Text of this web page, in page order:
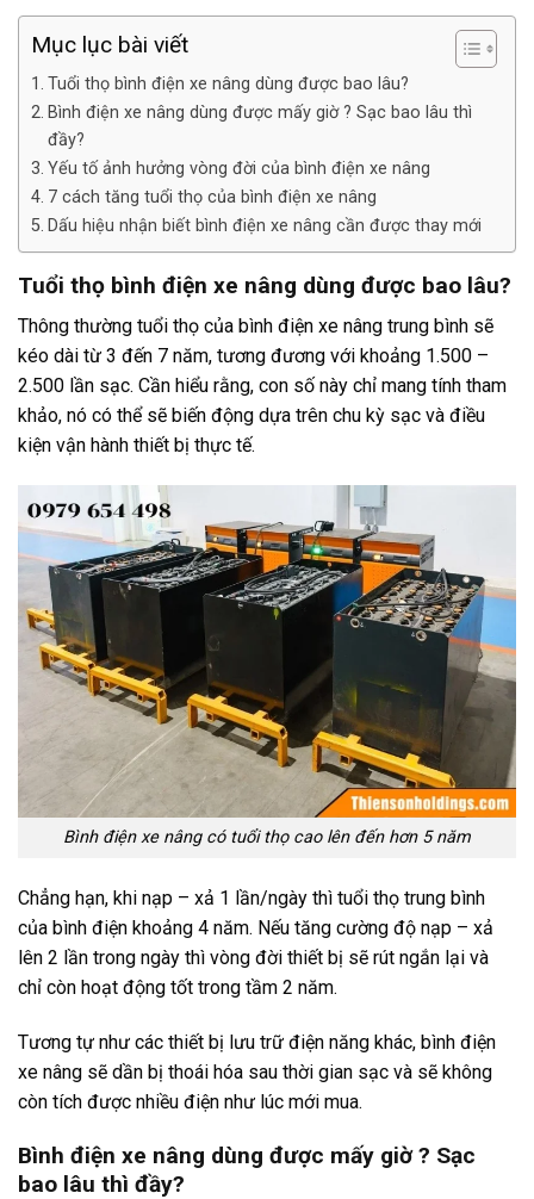
Mục lục bài viết
Tuổi thọ bình điện xe nâng dùng được bao lâu?
Bình điện xe nâng dùng được mấy giờ ? Sạc bao lâu thì
đầy?
Yếu tố ảnh hưởng vòng đời của bình điện xe nâng
7 cách tăng tuổi thọ của bình điện xe nâng
Dấu hiệu nhận biết bình điện xe nâng cần được thay mới
Tuổi thọ bình điện xe nâng dùng được bao lâu?
Thông thường tuổi thọ của bình điện xe nâng trung bình sẽ
kéo dài từ 3 đến 7 năm, tương đương với khoảng 1.500 –
2.500 lần sạc. Cần hiểu rằng, con số này chỉ mang tính tham
khảo, nó có thể sẽ biến động dựa trên chu kỳ sạc và điều
kiện vận hành thiết bị thực tế.
Bình điện xe nâng có tuổi thọ cao lên đến hơn 5 năm
Chẳng hạn, khi nạp – xả 1 lần/ngày thì tuổi thọ trung bình
của bình điện khoảng 4 năm. Nếu tăng cường độ nạp – xả
lên 2 lần trong ngày thì vòng đời thiết bị sẽ rút ngắn lại và
chỉ còn hoạt động tốt trong tầm 2 năm.
Tương tự như các thiết bị lưu trữ điện năng khác, bình điện
xe nâng sẽ dần bị thoái hóa sau thời gian sạc và sẽ không
còn tích được nhiều điện như lúc mới mua.
Bình điện xe nâng dùng được mấy giờ ? Sạc
bao lâu thì đầy?